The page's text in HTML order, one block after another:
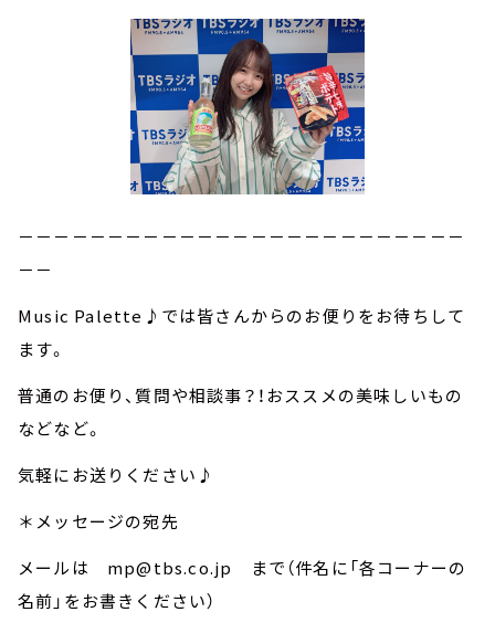
－－－－－－－－－－－－－－－－－－－－－－－－－
－－
Music Palette♪では皆さんからのお便りをお待ちして
ます。
普通のお便り、質問や相談事？！おススメの美味しいもの
などなど。
気軽にお送りください♪
＊メッセージの宛先
メールは mp@tbs.co.jp まで（件名に「各コーナーの
名前」をお書きください）